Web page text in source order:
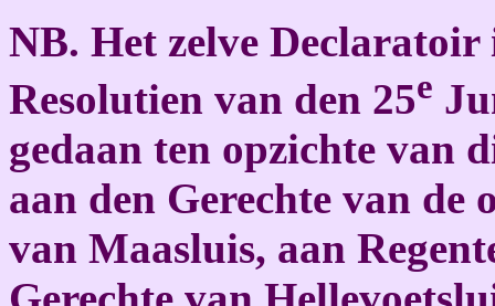
NB. Het zelve Declaratoir
Resolutien van den 25e
gedaan ten opzichte van
aan den Gerechte van de
van Maasluis, aan